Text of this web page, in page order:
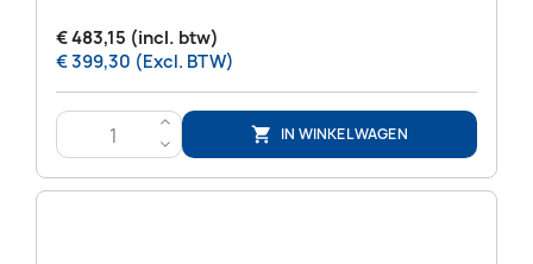
€ 483,15 (incl. btw)
€ 399,30 (Excl. BTW)
>
<
 IN WINKELWAGEN